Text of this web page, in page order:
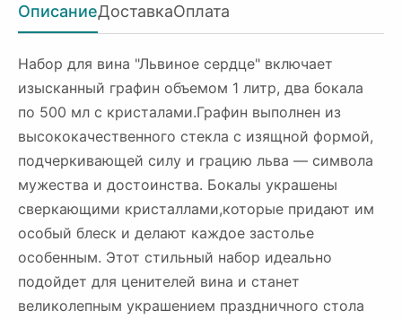
ОписаниеДоставкаОплата
Набор для вина "Львиное сердце" включает
изысканный графин объемом 1 литр, два бокала
по 500 мл с кристалами.Графин выполнен из
высококачественного стекла с изящной формой,
подчеркивающей силу и грацию льва — символа
мужества и достоинства. Бокалы украшены
сверкающими кристаллами,которые придают им
особый блеск и делают каждое застолье
особенным. Этот стильный набор идеально
подойдет для ценителей вина и станет
великолепным украшением праздничного стола